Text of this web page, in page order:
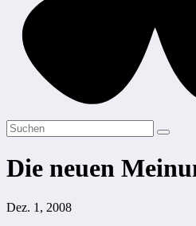
Die neuen
Dez. 1, 2008